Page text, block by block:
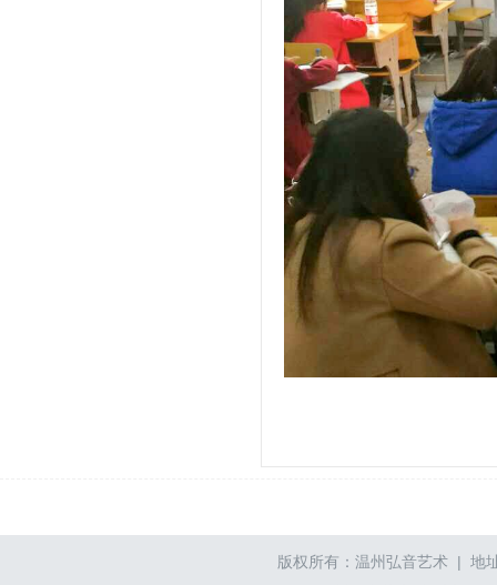
版权所有：温州弘音艺术 | 地